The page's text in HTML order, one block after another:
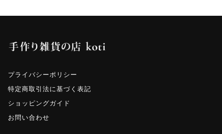
プライバシーポリシー
特定商取引法に基づく表記
ショッピングガイド
お問い合わせ